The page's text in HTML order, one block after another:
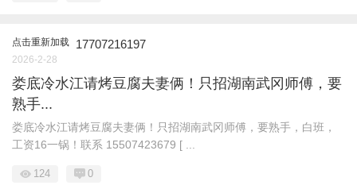
点击重新加载 17707216197
2026-2-28
娄底冷水江请烤豆腐夫妻俩！只招湖南武冈师傅，要
熟手...
娄底冷水江请烤豆腐夫妻俩！只招湖南武冈师傅，要熟手，白班，
工资16一锅！联系 15507423679 [ ...
124 0